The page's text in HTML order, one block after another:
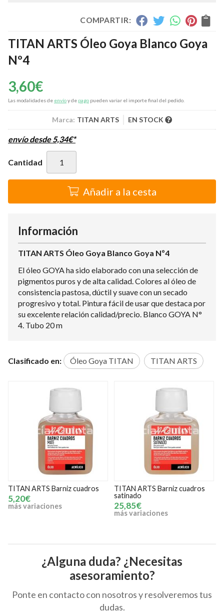
COMPARTIR:
TITAN ARTS Óleo Goya Blanco Goya
Nº4
3,60€
Las modalidades de envíoy de pago pueden variar el importe final del pedido.
Marca: TITAN ARTS EN STOCK
envío desde5,34€*
Cantidad
Añadir a la cesta
Información
TITAN ARTS Óleo Goya Blanco Goya Nº4
El óleo GOYA ha sido elaborado con una selección de
pigmentos puros y de alta calidad. Colores al óleo de
consistencia pastosa, dúctil y suave con un secado
progresivo y total. Pintura fácil de usar que destaca por
su excelente relación calidad/precio. Blanco GOYA N°
4. Tubo 20 m
Clasificado en: Óleo Goya TITAN TITAN ARTS
TITAN ARTS Barniz cuadros
satinado
25,85€
TITAN ARTS Barniz
100 ml
6,15€
¿Alguna duda? ¿Necesitas
asesoramiento?
Ponte en contacto con nosotros y resolveremos tus
dudas.